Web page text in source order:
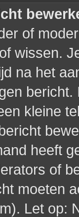
of
wissen.
na het
kleine
heeft
of
moeten
Let op: